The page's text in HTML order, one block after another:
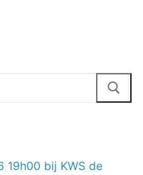
19h00 bij KWS de